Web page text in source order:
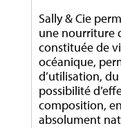
Sally & Cie
une nourriture
constituée de
océanique,
d’utilisation,
possibilité
composition,
absolument